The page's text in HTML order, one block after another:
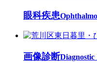
眼科疾患
画像診断Diagnostic